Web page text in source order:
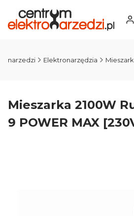
Elektronarzędzia
Mieszarka 2100W
9 POWER MAX